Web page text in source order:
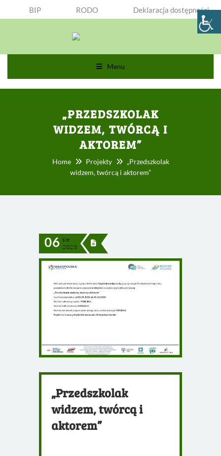
BIP RODO Deklaracja dostępności
Menu
„PRZEDSZKOLAK
WIDZEM, TWÓRCĄ I
AKTOREM”
Home Projekty
„Przedszkolak
widzem, twórcą i aktorem”
06 sie
2023
„Przedszkolak
widzem, twórcą i
aktorem”